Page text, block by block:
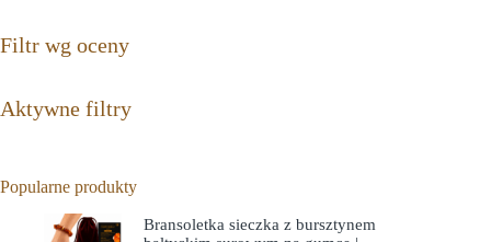
Filtr wg oceny
Aktywne filtry
Popularne produkty
Bransoletka sieczka z bursztynem